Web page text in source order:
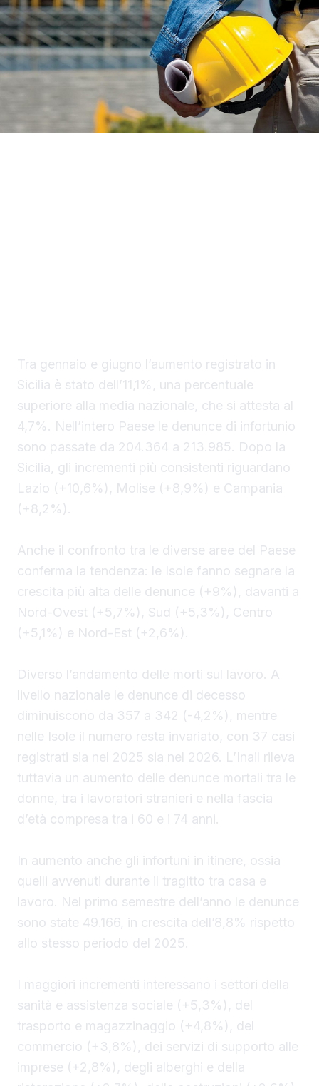
Tra gennaio e giugno l’aumento registrato in
Sicilia è stato dell’11,1%, una percentuale
superiore alla media nazionale, che si attesta al
4,7%. Nell’intero Paese le denunce di infortunio
sono passate da 204.364 a 213.985. Dopo la
Sicilia, gli incrementi più consistenti riguardano
Lazio (+10,6%), Molise (+8,9%) e Campania
(+8,2%).
Anche il confronto tra le diverse aree del Paese
conferma la tendenza: le Isole fanno segnare la
crescita più alta delle denunce (+9%), davanti a
Nord-Ovest (+5,7%), Sud (+5,3%), Centro
(+5,1%) e Nord-Est (+2,6%).
Diverso l’andamento delle morti sul lavoro. A
livello nazionale le denunce di decesso
diminuiscono da 357 a 342 (-4,2%), mentre
nelle Isole il numero resta invariato, con 37 casi
registrati sia nel 2025 sia nel 2026. L’Inail rileva
tuttavia un aumento delle denunce mortali tra le
donne, tra i lavoratori stranieri e nella fascia
d’età compresa tra i 60 e i 74 anni.
In aumento anche gli infortuni in itinere, ossia
quelli avvenuti durante il tragitto tra casa e
lavoro. Nel primo semestre dell’anno le denunce
sono state 49.166, in crescita dell’8,8% rispetto
allo stesso periodo del 2025.
I maggiori incrementi interessano i settori della
sanità e assistenza sociale (+5,3%), del
trasporto e magazzinaggio (+4,8%), del
commercio (+3,8%), dei servizi di supporto alle
imprese (+2,8%), degli alberghi e della